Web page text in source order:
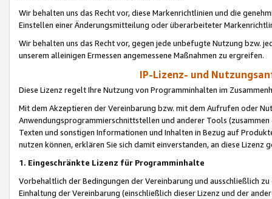
Wir behalten uns das Recht vor, diese Markenrichtlinien und die
Einstellen einer Änderungsmitteilung oder überarbeiteter
Wir behalten uns das Recht vor, gegen jede unbefugte Nutzung bzw.
unserem alleinigen Ermessen angemessene Maßnahmen zu ergreifen.
IP-Lizenz- und
Diese Lizenz regelt Ihre Nutzung von Programminhalten im
Mit dem Akzeptieren der Vereinbarung bzw. mit dem Aufrufen oder
Anwendungsprogrammierschnittstellen und anderer Tools (zusammen
Texten und sonstigen Informationen und Inhalten in Bezug auf
nutzen können, erklären Sie sich damit einverstanden, an diese Lizenz
1. Eingeschränkte Lizenz für Programminhalte
Vorbehaltlich der Bedingungen der Vereinbarung und ausschließlich
Einhaltung der Vereinbarung (einschließlich dieser Lizenz und der